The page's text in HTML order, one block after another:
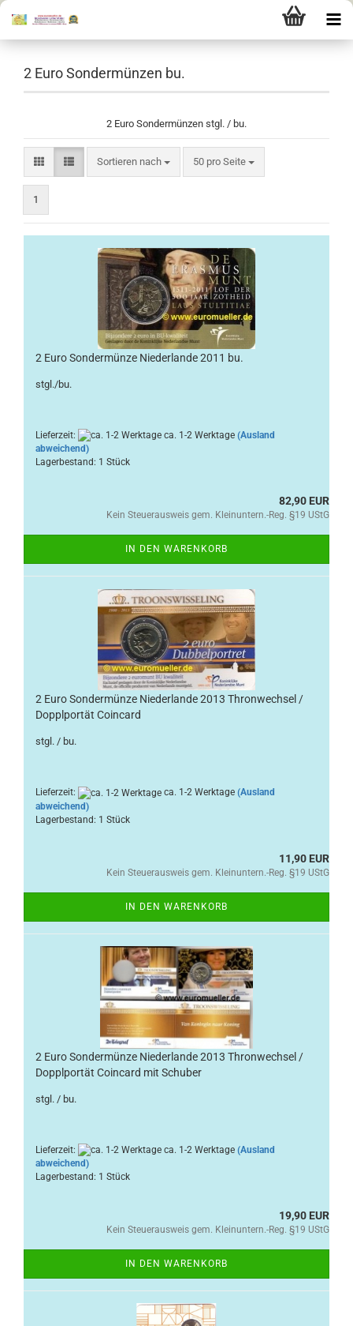
2 Euro Sondermünzen bu.
2 Euro Sondermünzen stgl. / bu.
Sortieren nach
Sortieren nach 50 pro Seite
pro Seite
1
2 Euro Sondermünze Niederlande 2011 bu.
stgl./bu.
Lieferzeit: ca. 1-2 Werktage (Ausland
abweichend)
Lagerbestand: 1 Stück
82,90 EUR
Kein Steuerausweis gem. Kleinuntern.-Reg. §19 UStG
IN DEN WARENKORB
2 Euro Sondermünze Niederlande 2013 Thronwechsel /
Dopplportät Coincard
stgl. / bu.
Lieferzeit: ca. 1-2 Werktage (Ausland
abweichend)
Lagerbestand: 1 Stück
11,90 EUR
Kein Steuerausweis gem. Kleinuntern.-Reg. §19 UStG
IN DEN WARENKORB
2 Euro Sondermünze Niederlande 2013 Thronwechsel /
Dopplportät Coincard mit Schuber
stgl. / bu.
Lieferzeit: ca. 1-2 Werktage (Ausland
abweichend)
Lagerbestand: 1 Stück
19,90 EUR
Kein Steuerausweis gem. Kleinuntern.-Reg. §19 UStG
IN DEN WARENKORB